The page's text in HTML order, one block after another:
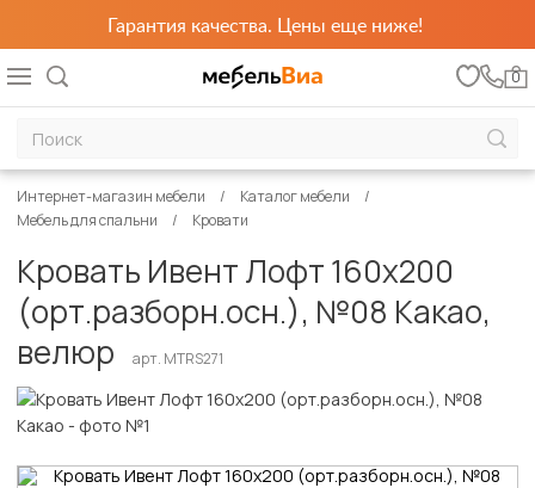
Гарантия качества. Цены еще ниже!
0
Интернет-магазин мебели
Каталог мебели
Мебель для спальни
Кровати
Кровать Ивент Лофт 160х200
(орт.разборн.осн.), №08 Какао,
велюр
арт. MTRS271